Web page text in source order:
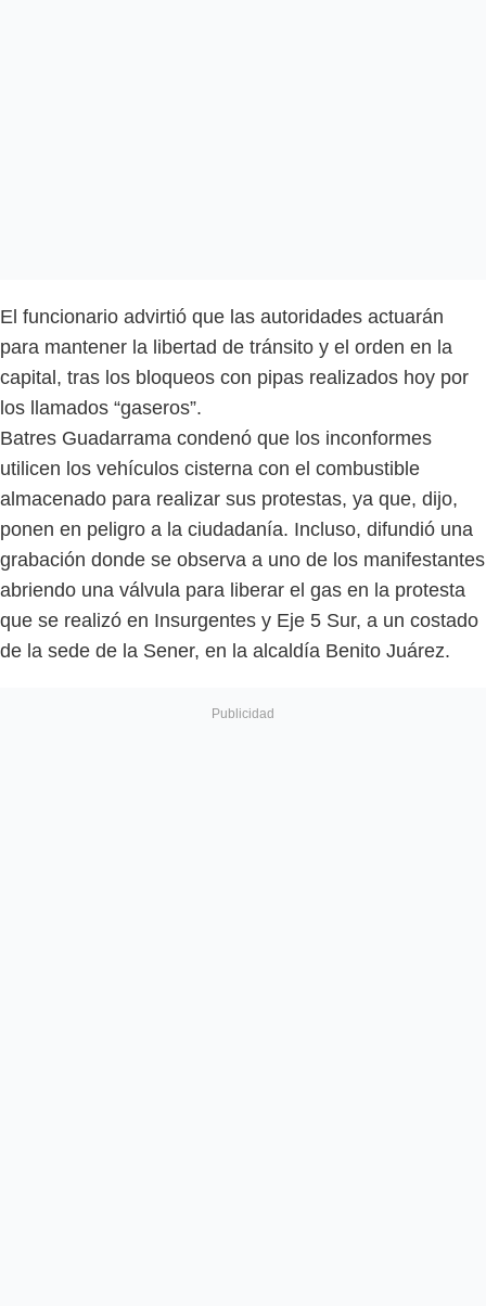
El funcionario advirtió que las autoridades actuarán
para mantener la libertad de tránsito y el orden en la
capital, tras los bloqueos con pipas realizados hoy por
los llamados “gaseros”.
Batres Guadarrama condenó que los inconformes
utilicen los vehículos cisterna con el combustible
almacenado para realizar sus protestas, ya que, dijo,
ponen en peligro a la ciudadanía. Incluso, difundió una
grabación donde se observa a uno de los manifestantes
abriendo una válvula para liberar el gas en la protesta
que se realizó en Insurgentes y Eje 5 Sur, a un costado
de la sede de la Sener, en la alcaldía Benito Juárez.